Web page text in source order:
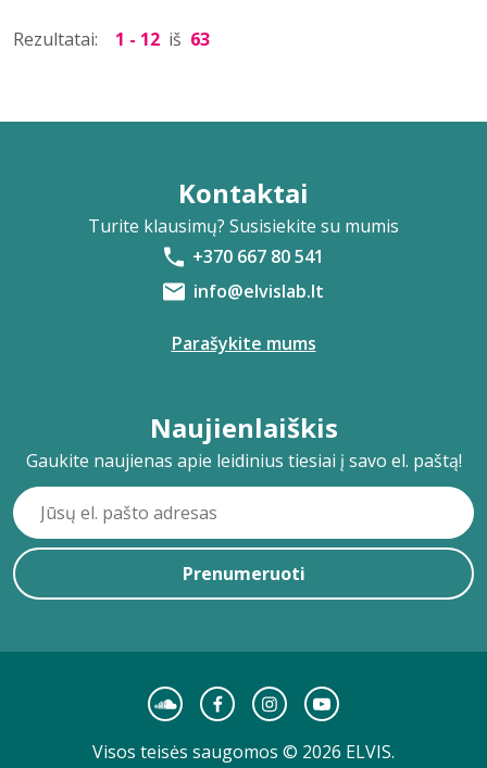
Rezultatai: 1 - 12 iš 63
Kontaktai
Turite klausimų? Susisiekite su mumis
+370 667 80 541
info@elvislab.lt
Parašykite mums
Naujienlaiškis
Gaukite naujienas apie leidinius tiesiai į savo el. paštą!
Prenumeruoti
Visos teisės saugomos © 2026 ELVIS.